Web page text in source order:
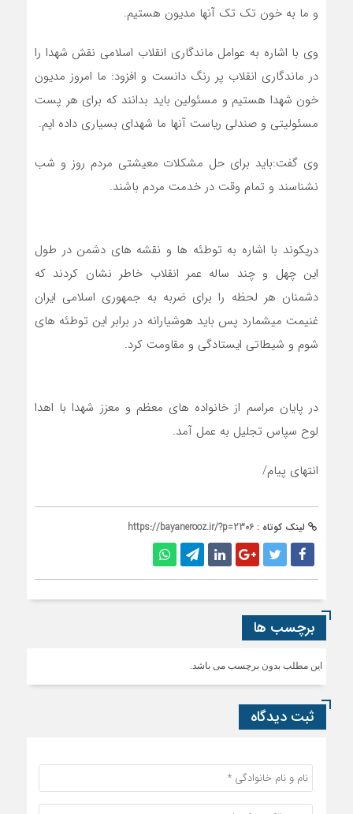
و ما به خون تک تک آنها مدیون هستیم.
وی با اشاره به عوامل ماندگاری انقلاب اسلامی نقش شهدا را
در ماندگاری انقلاب پر رنگ دانست و افزود: ما امروز مدیون
خون شهدا هستیم و مسئولین باید بدانند که برای هر پست
مسئولیتی و صندلی ریاست آنها ما شهدای بسیاری داده ایم.
وی گفت:باید برای حل مشکلات معیشتی مردم روز و شب
نشناسند و تمام وقت در خدمت مردم باشند.
دریکوند با اشاره به توطئه ها و نقشه های دشمن در طول
این چهل و چند ساله عمر انقلاب خاطر نشان کردند که
دشمنان هر لحظه را برای ضربه به جمهوری اسلامی ایران
غنیمت میشمارد پس باید هوشیارانه در برابر این توطئه های
شوم و شیطاتی ایستادگی و مقاومت کرد.
در پایان مراسم از خانواده های معظم و معزز شهدا با اهدا
لوح سپاس تجلیل به عمل آمد.
انتهای پیام/
لینک کوتاه : https://bayanerooz.ir/?p=2306
برچسب ها
این مطلب بدون برچسب می باشد.
ثبت دیدگاه